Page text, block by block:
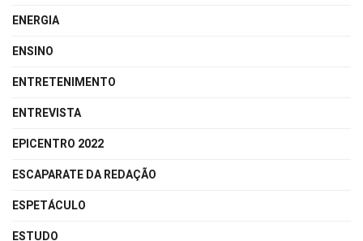
ENERGIA
ENSINO
ENTRETENIMENTO
ENTREVISTA
EPICENTRO 2022
ESCAPARATE DA REDAÇÃO
ESPETÁCULO
ESTUDO